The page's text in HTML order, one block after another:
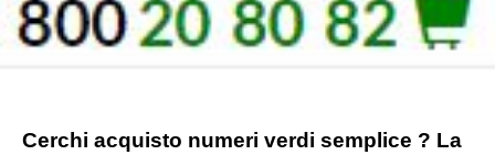
Cerchi acquisto numeri verdi semplice ? La